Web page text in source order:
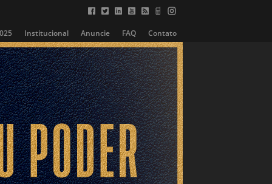
Institucional Anuncie FAQ Contato